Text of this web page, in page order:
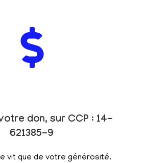
don, sur CCP : 14-
621385-9
vit que de votre générosité.